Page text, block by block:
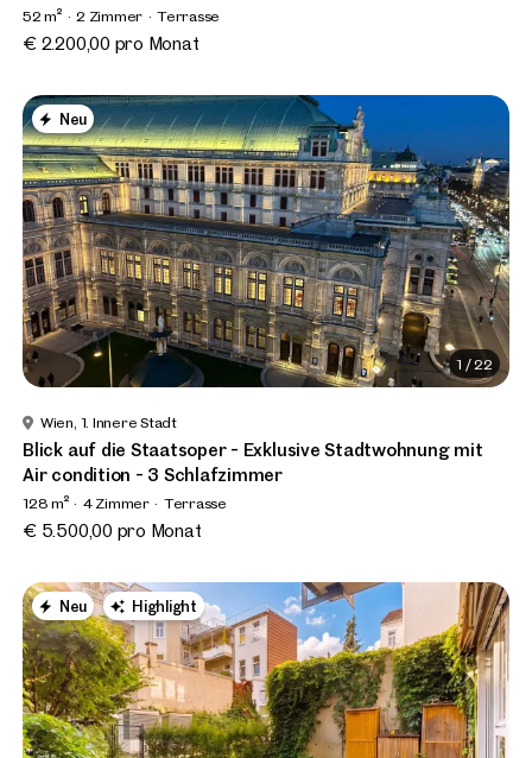
52 m² 2 Zimmer Terrasse
€ 2.200,00 pro Monat
Neu
1 /22
Wien, 1. Innere Stadt
Blick auf die Staatsoper - Exklusive Stadtwohnung mit
Air condition - 3 Schlafzimmer
128 m² 4 Zimmer Terrasse
€ 5.500,00 pro Monat
Neu Highlight